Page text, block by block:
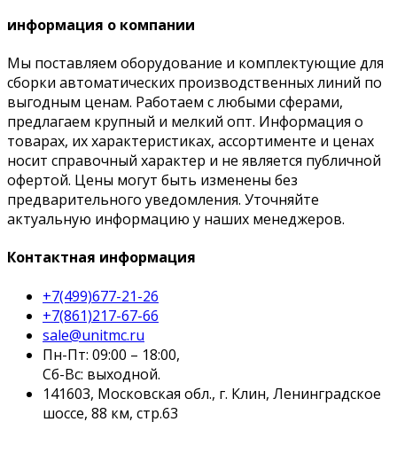
информация о компании
Мы поставляем оборудование и комплектующие для
сборки автоматических производственных линий по
выгодным ценам. Работаем с любыми сферами,
предлагаем крупный и мелкий опт. Информация о
товарах, их характеристиках, ассортименте и ценах
носит справочный характер и не является публичной
офертой. Цены могут быть изменены без
предварительного уведомления. Уточняйте
актуальную информацию у наших менеджеров.
Контактная информация
+7(499)677-21-26
+7(861)217-67-66
sale@unitmc.ru
Пн-Пт: 09:00 – 18:00,
Сб-Вс: выходной.
141603, Московская обл., г. Клин, Ленинградское
шоссе, 88 км, стр.63